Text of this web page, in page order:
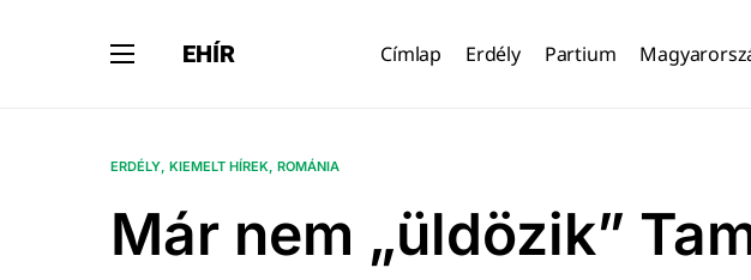
EHÍR Címlap Erdély Partium
ERDÉLY KIEMELT HÍREK ROMÁNIA
Már nem „üldözik”